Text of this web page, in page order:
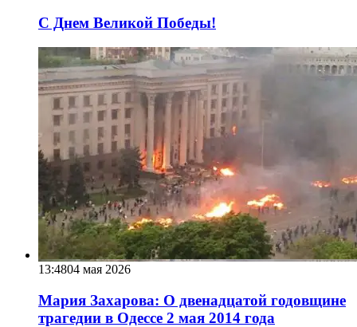
С Днем Великой Победы!
13:4804 мая 2026
Мария Захарова: О двенадцатой годовщине
трагедии в Одессе 2 мая 2014 года